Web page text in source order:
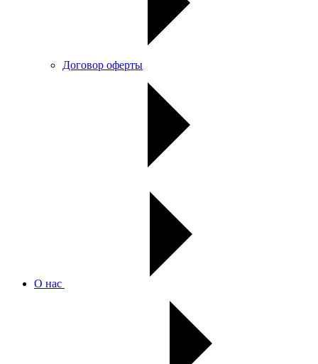
Договор оферты
О нас